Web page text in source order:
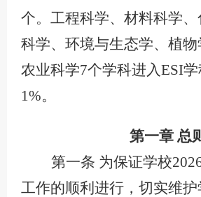
个。工程科学、材料科学
科学、环境与生态学、植物
农业科学7个学科进入ESI
1%。
第一章 总
第一条 为保证学校202
工作的顺利进行，切实维